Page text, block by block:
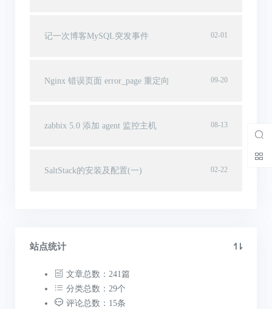
02-01
记一次博客MySQL突发事件
09-20
Nginx 错误页面 error_page 重定向
08-13
zabbix 5.0 添加 agent 监控主机
02-22
SaltStack的安装及配置(一)
站点统计
文章总数：241篇
分类总数：29个
评论总数：15条